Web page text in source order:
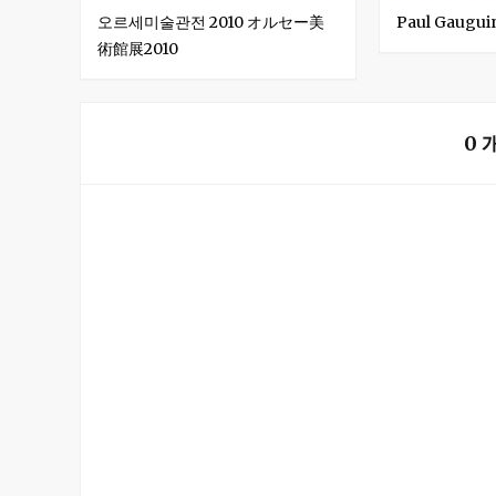
오르세미술관전 2010 オルセー美
術館展2010
Paul
0